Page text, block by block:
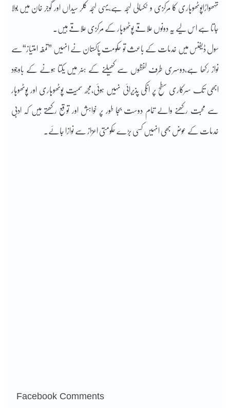
تہھواڑاپوٹھوہاری کا مرکزی و ٹکسالی لہجہ ہے،یہی لہجہ کلر سیداں اور گوجر خان میں بولا
جاتا ہے اس لیے یہ دونوں علاقے پوٹھوہار کے مرکزی علاقے ہیں۔
سول ڈیفنس میں خدمات کے باعث تو حکومت پاکستان نے انہیں ”تمغہ امتیاز“سے
نواز رکھا ہے،دوسری طرف لفظوں سے کھیلنے کے ہنر میں یکتا ہونے کے باوجود
ابھی تک سرکاری سطح پر انکی پذیرائی نہیں ہوئی،مجھ سمیت پوٹھوہاری اور پوٹھوہار
سے محبت رکھنے والے تمام دوست بجا طور پر خواہش اور توقع رکھتے ہیں کہ ادبی
خدمات کے عوض بھی انہیں کسی بڑے حکومتی اعزاز سے نوازا جائے۔
Facebook Comments